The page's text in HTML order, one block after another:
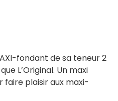
fondant de sa teneur 2
L’Original. Un maxi
plaisir aux maxi-